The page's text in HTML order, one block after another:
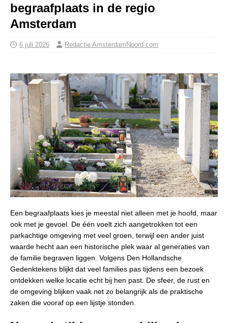
begraafplaats in de regio
Amsterdam
6 juli 2026 Redactie AmsterdamNoord com
Een begraafplaats kies je meestal niet alleen met je hoofd, maar
ook met je gevoel. De één voelt zich aangetrokken tot een
parkachtige omgeving met veel groen, terwijl een ander juist
waarde hecht aan een historische plek waar al generaties van
de familie begraven liggen. Volgens Den Hollandsche
Gedenktekens blijkt dat veel families pas tijdens een bezoek
ontdekken welke locatie echt bij hen past. De sfeer, de rust en
de omgeving blijken vaak net zo belangrijk als de praktische
zaken die vooraf op een lijstje stonden.